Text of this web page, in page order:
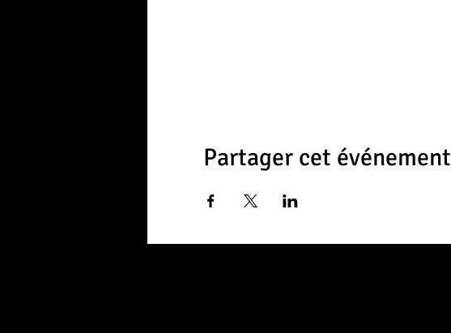
Partager cet événement